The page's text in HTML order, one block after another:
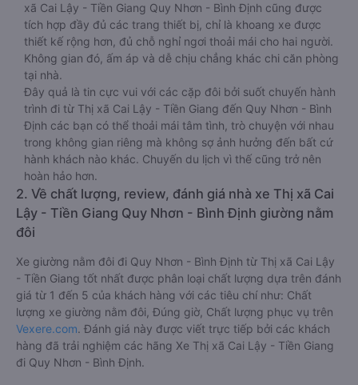
xã Cai Lậy - Tiền Giang Quy Nhơn - Bình Định cũng được
tích hợp đầy đủ các trang thiết bị, chỉ là khoang xe được
thiết kế rộng hơn, đủ chỗ nghỉ ngơi thoải mái cho hai người.
Không gian đó, ấm áp và dễ chịu chẳng khác chi căn phòng
tại nhà.
Đây quả là tin cực vui với các cặp đôi bởi suốt chuyến hành
trình đi từ Thị xã Cai Lậy - Tiền Giang đến Quy Nhơn - Bình
Định các bạn có thể thoải mái tâm tình, trò chuyện với nhau
trong không gian riêng mà không sợ ảnh hưởng đến bất cứ
hành khách nào khác. Chuyến du lịch vì thế cũng trở nên
hoàn hảo hơn.
2. Về chất lượng, review, đánh giá nhà xe Thị xã Cai
Lậy - Tiền Giang Quy Nhơn - Bình Định giường nằm
đôi
Xe giường nằm đôi đi Quy Nhơn - Bình Định từ Thị xã Cai Lậy
- Tiền Giang tốt nhất được phân loại chất lượng dựa trên đánh
giá từ 1 đến 5 của khách hàng với các tiêu chí như: Chất
lượng xe giường nằm đôi, Đúng giờ, Chất lượng phục vụ trên
Vexere.com. Đánh giá này được viết trực tiếp bởi các khách
hàng đã trải nghiệm các hãng Xe Thị xã Cai Lậy - Tiền Giang
đi Quy Nhơn - Bình Định.